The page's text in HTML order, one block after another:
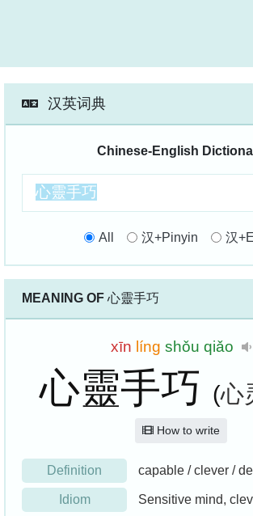
汉英词典
Chinese-English
All 汉+Pinyin 汉
MEANING OF 心靈手巧
xīn líng shǒu qiǎo
心靈手巧 (心
How to write
Definition capable / clever /
Idiom
Sensitive mind,